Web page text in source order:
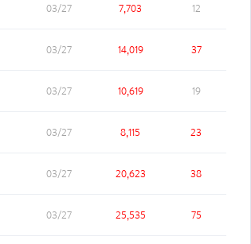
03/27 7,703 12
03/27 14,019 37
03/27 10,619 19
03/27 8,115 23
03/27 20,623 38
03/27 25,535 75